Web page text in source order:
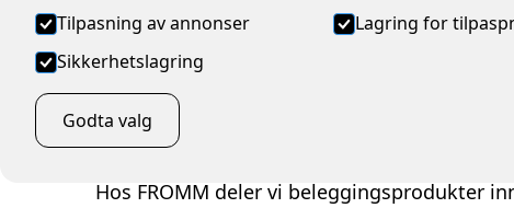
Tilpasning av annonser
Lagring for
Sikkerhetslagring
Godta valg
Tiår med erfaring innen
beleggingsprodukter
Hos FROMM deler vi beleggingsprodukter